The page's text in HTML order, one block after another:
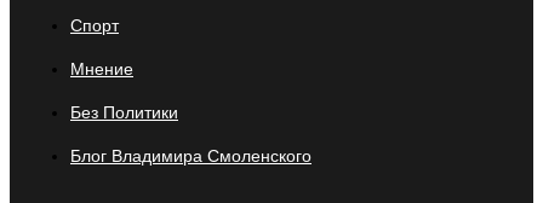
Спорт
Мнение
Без Политики
Блог Владимира Смоленского